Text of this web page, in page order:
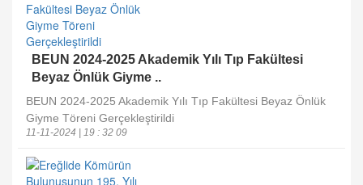
BEUN 2024-2025 Akademik Yılı Tıp Fakültesi
Beyaz Önlük Giyme ..
BEUN 2024-2025 Akademik Yılı Tıp Fakültesi Beyaz Önlük
Giyme Töreni Gerçekleştirildi
11-11-2024 | 19 : 32 09